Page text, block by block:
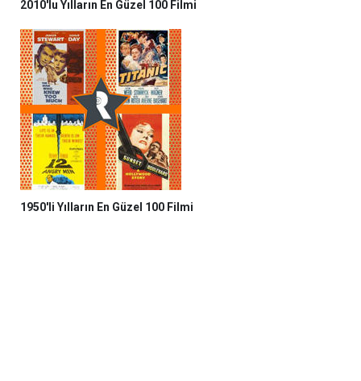
2010'lu Yılların En Güzel 100 Filmi
1950'li Yılların En Güzel 100 Filmi